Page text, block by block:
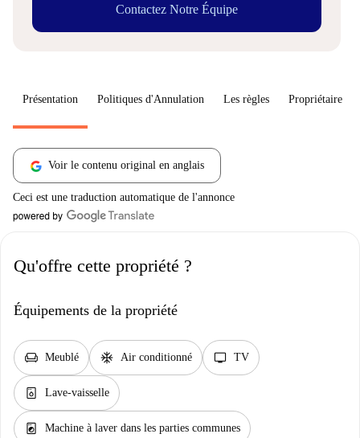
Contactez Notre Équipe
Présentation Politiques d'Annulation Les règles Propriétaire
Voir le contenu original en anglais
Ceci est une traduction automatique de l'annonce
Qu'offre cette propriété ?
Équipements de la propriété
chair Meublé ac_unit Air conditionné tv TV
dishwasher_gen Lave-vaisselle
local_laundry_service Machine à laver dans les parties communes